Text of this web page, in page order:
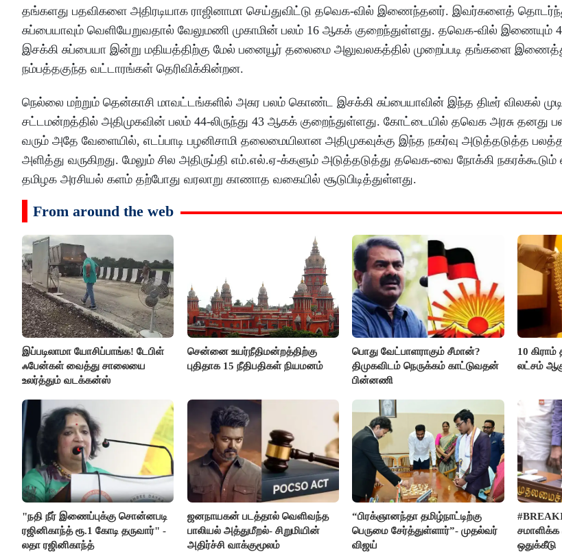
தங்களது பதவிகளை அதிரடியாக ராஜினாமா செய்துவிட்டு தவெக-வில் இணைந்தனர். இவர்களைத்
சுப்பையாவும் வெளியேறுவதால் வேலுமணி முகாமின் பலம் 16 ஆகக் குறைந்துள்ளது. தவெக-வில் இணையும்
இசக்கி சுப்பையா இன்று மதியத்திற்கு மேல் பனையூர் தலைமை அலுவலகத்தில் முறைப்படி தங்களை
நம்பத்தகுந்த வட்டாரங்கள் தெரிவிக்கின்றன.
நெல்லை மற்றும் தென்காசி மாவட்டங்களில் அசுர பலம் கொண்ட இசக்கி சுப்பையாவின் இந்த திடீர் விலகல்
சட்டமன்றத்தில் அதிமுகவின் பலம் 44-லிருந்து 43 ஆகக் குறைந்துள்ளது. கோட்டையில் தவெக அரசு தனது
வரும் அதே வேளையில், எடப்பாடி பழனிசாமி தலைமையிலான அதிமுகவுக்கு இந்த நகர்வு அடுத்தடுத்த
அளித்து வருகிறது. மேலும் சில அதிருப்தி எம்.எல்.ஏ-க்களும் அடுத்தடுத்து தவெக-வை நோக்கி
தமிழக அரசியல் களம் தற்போது வரலாறு காணாத வகையில் சூடுபிடித்துள்ளது.
From around the web
இப்படிலாமா யோசிப்பாங்க! டேபிள்
ஃபேன்கள் வைத்து சாலையை
உலர்த்தும் வடக்கன்ஸ்
சென்னை உயர்நீதிமன்றத்திற்கு
புதிதாக 15 நீதிபதிகள் நியமனம்
பொது வேட்பாளராகும் சீமான்?
திமுகவிடம் நெருக்கம் காட்டுவதன்
பின்னணி
10
லட்சம்
"நதி நீர் இணைப்புக்கு சொன்னபடி
ரஜினிகாந்த் ரூ.1 கோடி தருவார்" -
லதா ரஜினிகாந்த்
ஜனநாயகன் படத்தால் வெளிவந்த
பாலியல் அத்துமீறல்- சிறுமியின்
அதிர்ச்சி வாக்குமூலம்
“பிரக்ஞானந்தா தமிழ்நாட்டிற்கு
பெருமை சேர்த்துள்ளார்”- முதல்வர்
விஜய்
சமாளிக்க
ஒதுக்கீடு